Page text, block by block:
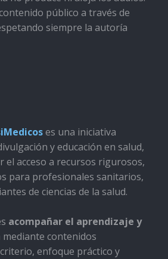
público a través de
siempre la autoría
es una iniciativa
y educación en salud,
el acceso a recursos rigurosos,
para profesionales sanitarios,
de ciencias de la salud.
acompañar el aprendizaje y
mediante contenidos
enfoque práctico y